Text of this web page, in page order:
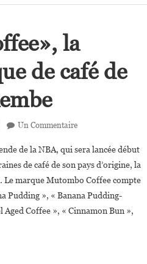
la
de café de
Un CommentaireSur
Coffee»,
La
Nouvelle
Marque
De
de la NBA, qui sera lancée début
de café de son pays d’origine, la
Le marque Mutombo Coffee compte
Pudding », « Banana Pudding-
Aged Coffee », « Cinnamon Bun »,